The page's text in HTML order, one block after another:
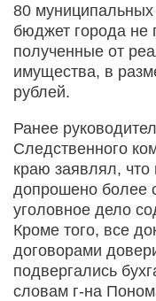
80
бюджет города не
полученные от
имущества, в
рублей.
Ранее
Следственного
краю заявлял, что
допрошено более
уголовное дело
Кроме того, все
договорами
подвергались
словам г-на